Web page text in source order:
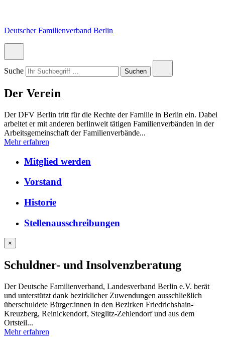
content
navigation
footer
Deutscher Familienverband Berlin
Suche
Submit
search
Suchen
Der Verein
Der DFV Berlin tritt für die Rechte der Familie in Berlin ein. Dabei
arbeitet er mit anderen berlinweit tätigen Familienverbänden in der
Arbeitsgemeinschaft der Familienverbände...
Mehr erfahren
Mitglied werden
Vorstand
Historie
Stellenausschreibungen
×
Schuldner- und Insolvenzberatung
Der Deutsche Familienverband, Landesverband Berlin e.V. berät
und unterstützt dank bezirklicher Zuwendungen ausschließlich
überschuldete Bürger:innen in den Bezirken Friedrichshain-
Kreuzberg, Reinickendorf, Steglitz-Zehlendorf und aus dem
Ortsteil...
Mehr erfahren